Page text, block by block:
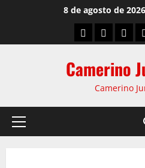
8 de agosto de 2026
Camerino
Camerino